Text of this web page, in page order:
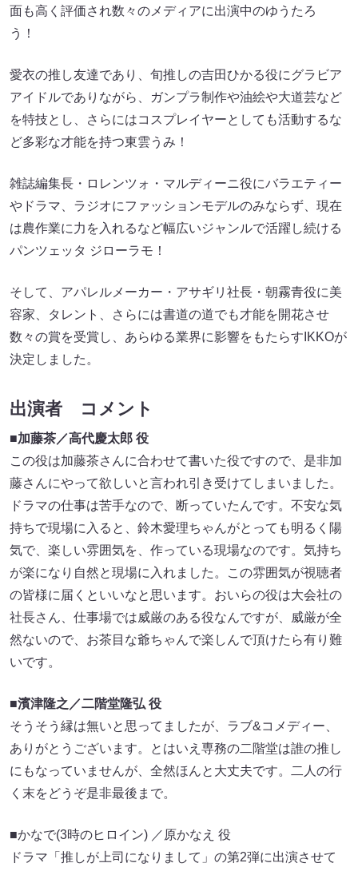
⾯も⾼く評価され数々のメディアに出演中のゆうたろ
う！
愛⾐の推し友達であり、旬推しの吉⽥ひかる役にグラビア
アイドルでありながら、ガンプラ制作や油絵や⼤道芸など
を特技とし、さらにはコスプレイヤーとしても活動するな
ど多彩な才能を持つ東雲うみ！
雑誌編集⻑・ロレンツォ・マルディーニ役にバラエティー
やドラマ、ラジオにファッションモデルのみならず、現在
は農作業に⼒を⼊れるなど幅広いジャンルで活躍し続ける
パンツェッタ ジローラモ！
そして、アパレルメーカー・アサギリ社⻑・朝霧⻘役に美
容家、タレント、さらには書道の道でも才能を開花させ
数々の賞を受賞し、あらゆる業界に影響をもたらすIKKOが
決定しました。
出演者 コメント
■加藤茶／⾼代慶太郎 役
この役は加藤茶さんに合わせて書いた役ですので、是⾮加
藤さんにやって欲しいと⾔われ引き受けてしまいました。
ドラマの仕事は苦⼿なので、断っていたんです。不安な気
持ちで現場に⼊ると、鈴⽊愛理ちゃんがとっても明るく陽
気で、楽しい雰囲気を、作っている現場なのです。気持ち
が楽になり⾃然と現場に⼊れました。この雰囲気が視聴者
の皆様に届くといいなと思います。おいらの役は⼤会社の
社⻑さん、仕事場では威厳のある役なんですが、威厳が全
然ないので、お茶⽬な爺ちゃんで楽しんで頂けたら有り難
いです。
■濱津隆之／⼆階堂隆弘 役
そうそう縁は無いと思ってましたが、ラブ&コメディー、
ありがとうございます。とはいえ専務の⼆階堂は誰の推し
にもなっていませんが、全然ほんと⼤丈夫です。⼆⼈の⾏
く末をどうぞ是⾮最後まで。
■かなで(3時のヒロイン) ／原かなえ 役
ドラマ「推しが上司になりまして」の第2弾に出演させて